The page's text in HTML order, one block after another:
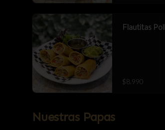
Flautitas
$8.990
Nuestras Papas